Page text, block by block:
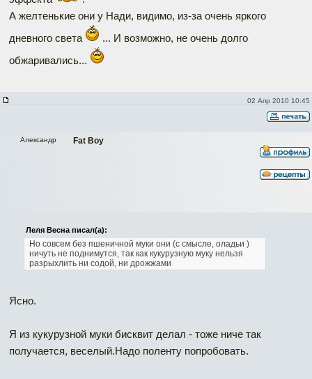
А желтенькие они у Нади, видимо, из-за очень яркого
дневного света
... И возможно, не очень долго
обжаривались...
02 Апр 2010 10:45
Fat Boy
Александр
Леля Весна писал(а):
Но совсем без пшеничной муки они (с смысле, оладьи )
ничуть не поднимутся, так как кукурузную муку нельзя
разрыхлить ни содой, ни дрожжами
Ясно.
Я из кукурузной муки бисквит делал - тоже ниче так
получается, веселый.Надо поленту попробовать.